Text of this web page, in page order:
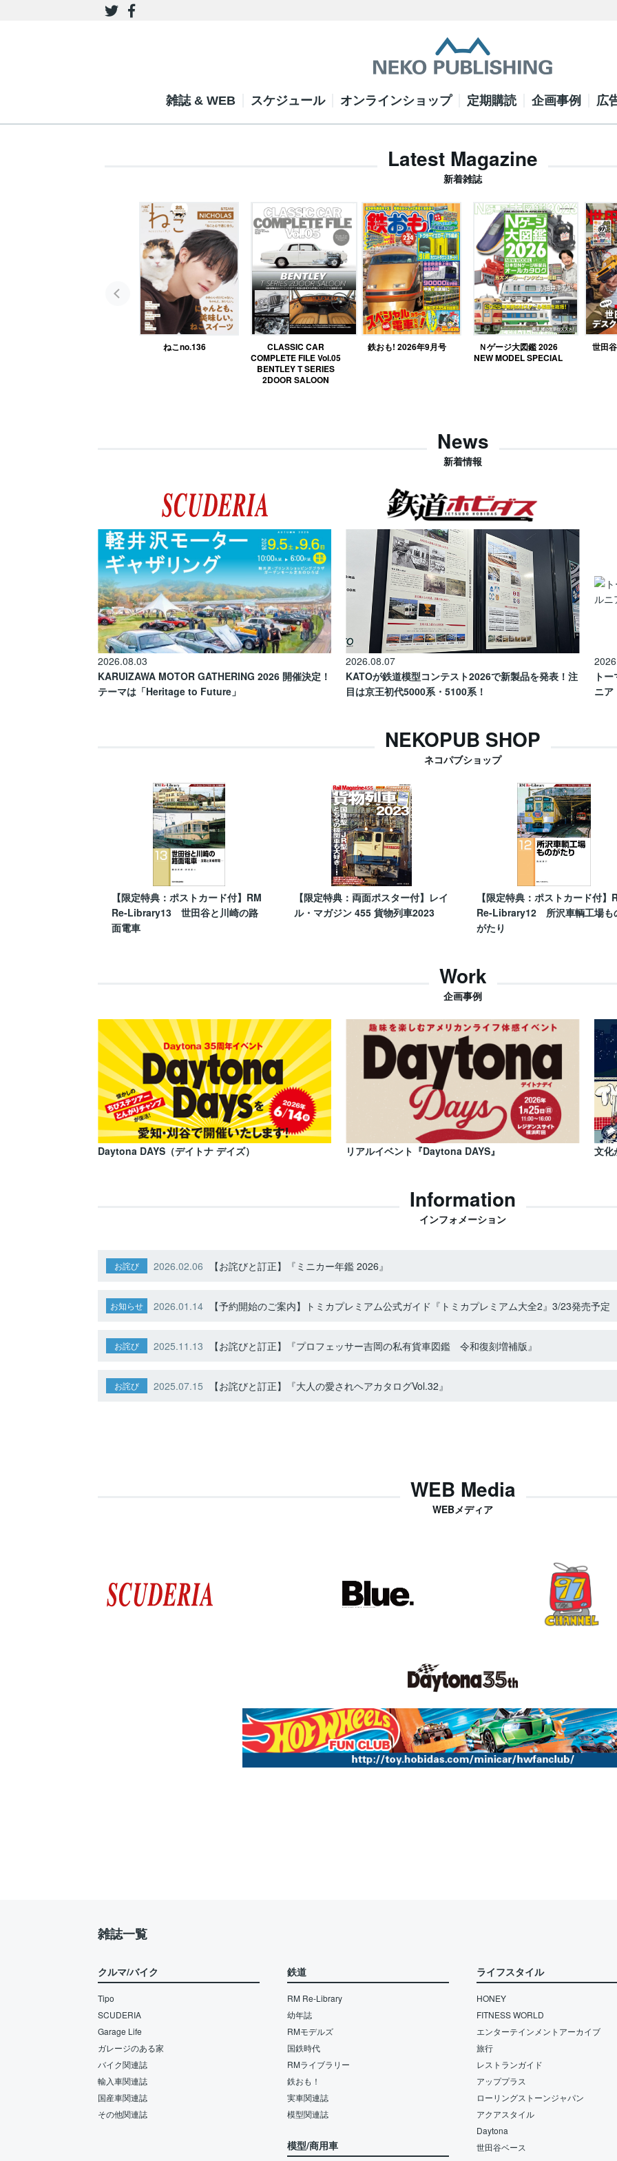
雑誌 & WEB スケジュール オンラインショップ 定期購読 企画事例 広
Latest Magazine
新着雑誌
ねこno.136
CLASSIC CAR
COMPLETE FILE Vol.05
BENTLEY T SERIES
2DOOR SALOON
鉄おも! 2026年9月号
Ｎゲージ大図鑑 2026
NEW MODEL SPECIAL
世田
News
新着情報
2026.08.03
KARUIZAWA MOTOR GATHERING 2026 開催決定！
テーマは「Heritage to Future」
2026.08.07
KATOが鉄道模型コンテスト2026で新製品を発表！注
目は京王初代5000系・5100系！
ト
ニア
NEKOPUB SHOP
ネコパブショップ
【限定特典：ポストカード付】RM
Re-Library13 世田谷と川崎の路
面電車
【限定特典：両面ポスター付】レイ
ル・マガジン 455 貨物列車2023
【限定特典：ポストカード付】
Re-Library12 所沢車輌工場も
がたり
Work
企画事例
Daytona DAYS（デイトナ デイズ） リアルイベント『Daytona DAYS』 文化
Information
インフォメーション
お詫び 2026.02.06 【お詫びと訂正】『ミニカー年鑑 2026』
お知らせ 2026.01.14 【予約開始のご案内】トミカプレミアム公式ガイド『トミカプレミアム大全2』3/23発売予定
お詫び 2025.11.13 【お詫びと訂正】『プロフェッサー吉岡の私有貨車図鑑 令和復刻増補版』
お詫び 2025.07.15 【お詫びと訂正】『大人の愛されヘアカタログVol.32』
WEB Media
WEBメディア
雑誌一覧
クルマ/バイク
Tipo
SCUDERIA
Garage Life
ガレージのある家
バイク関連誌
輸入車関連誌
国産車関連誌
その他関連誌
鉄道
RM Re-Library
幼年誌
RMモデルズ
国鉄時代
RMライブラリー
鉄おも！
実車関連誌
模型関連誌
模型/商用車
ライフスタイル
HONEY
FITNESS WORLD
エンターテインメントアーカイブ
旅行
レストランガイド
アッププラス
ローリングストーンジャパン
アクアスタイル
Daytona
世田谷ベース